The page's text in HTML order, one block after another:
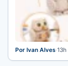
Por Ivan Alves·13h